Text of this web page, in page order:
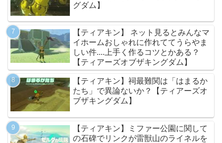
グダム】
【ティアキン】 ネット見るとみんなマ
イホームおしゃれに作れててうらやま
しい件....上手く作るコツとかある？
【ティアーズオブザキングダム】
【ティアキン】祠最難関は「はまるか
たち」で異論ないか？【ティアーズオ
ブザキングダム】
【ティアキン】ミファー公園に関して
の石碑でリンクが雷獣山のライネルを